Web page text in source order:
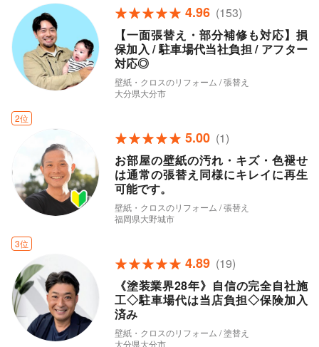
4.96 (153)
【一面張替え・部分補修も対応】損
保加入 / 駐車場代当社負担 / アフター
対応◎
壁紙・クロスのリフォーム / 張替え
大分県大分市
2位
5.00 (1)
お部屋の壁紙の汚れ・キズ・色褪せ
は通常の張替え同様にキレイに再生
可能です。
壁紙・クロスのリフォーム / 張替え
福岡県大野城市
3位
4.89 (19)
《塗装業界28年》自信の完全自社施
工◇駐車場代は当店負担◇保険加入
済み
壁紙・クロスのリフォーム / 塗替え
大分県大分市